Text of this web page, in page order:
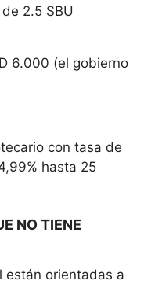
2.5 SBU
6.000 (el gobierno
con tasa de
hasta 25
NO TIENE
están orientadas a